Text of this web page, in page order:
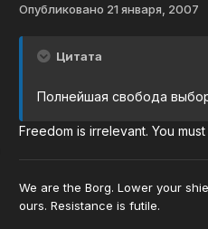
Опубликовано 21 января, 2007
Цитата
Полнейшая свобода
Freedom is irrelevant. You must
We are the Borg. Lower your
ours. Resistance is futile.